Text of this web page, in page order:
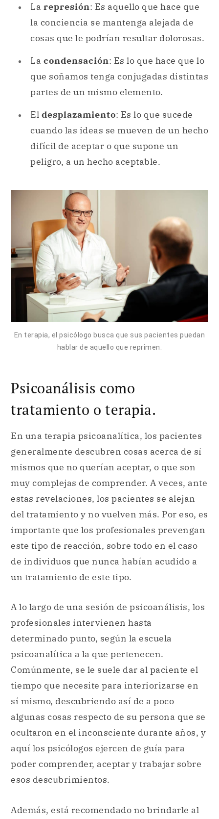
La represión: Es aquello que hace que
la conciencia se mantenga alejada de
cosas que le podrían resultar dolorosas.
La condensación: Es lo que hace que lo
que soñamos tenga conjugadas distintas
partes de un mismo elemento.
El desplazamiento: Es lo que sucede
cuando las ideas se mueven de un hecho
difícil de aceptar o que supone un
peligro, a un hecho aceptable.
En terapia, el psicólogo busca que sus pacientes puedan
hablar de aquello que reprimen.
Psicoanálisis como
tratamiento o terapia.
En una terapia psicoanalítica, los pacientes
generalmente descubren cosas acerca de sí
mismos que no querían aceptar, o que son
muy complejas de comprender. A veces, ante
estas revelaciones, los pacientes se alejan
del tratamiento y no vuelven más. Por eso, es
importante que los profesionales prevengan
este tipo de reacción, sobre todo en el caso
de individuos que nunca habían acudido a
un tratamiento de este tipo.
A lo largo de una sesión de psicoanálisis, los
profesionales intervienen hasta
determinado punto, según la escuela
psicoanalítica a la que pertenecen.
Comúnmente, se le suele dar al paciente el
tiempo que necesite para interiorizarse en
sí mismo, descubriendo así de a poco
algunas cosas respecto de su persona que se
ocultaron en el inconsciente durante años, y
aquí los psicólogos ejercen de guía para
poder comprender, aceptar y trabajar sobre
esos descubrimientos.
Además, está recomendado no brindarle al